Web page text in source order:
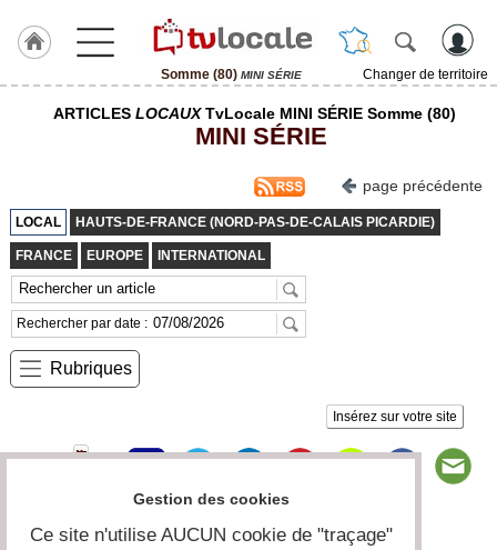
Somme (80) MINI SÉRIE
Changer de territoire
J'adhère
(80)
TvLocale
France
Accueil
RUBRIQUES
ARTICLES LOCAUXTvLocale MINI SÉRIE Somme (80)
MINI SÉRIE
page précédente
LOCAL HAUTS-DE-FRANCE (NORD-PAS-DE-CALAIS PICARDIE)
FRANCE EUROPE INTERNATIONAL
Rechercher par date :
Rubriques
Insérez sur votre site
Page 0 / 0
Gestion des cookies
Ce site n'utilise AUCUN cookie de "traçage"